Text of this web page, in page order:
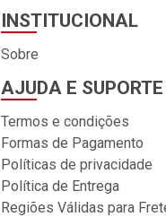
INSTITUCIONAL
Sobre
AJUDA E SUPORTE
Termos e condições
Formas de Pagamento
Políticas de privacidade
Política de Entrega
Regiões Válidas para